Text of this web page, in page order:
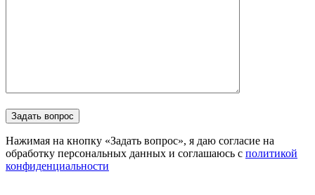
Нажимая на кнопку «Задать вопрос», я даю согласие на
обработку персональных данных и соглашаюсь с политикой
конфиденциальности